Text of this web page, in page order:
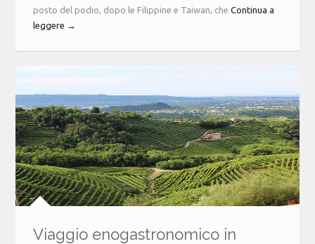
posto del podio, dopo le Filippine e Taiwan, cheContinua a
leggere →
Viaggio enogastronomico in